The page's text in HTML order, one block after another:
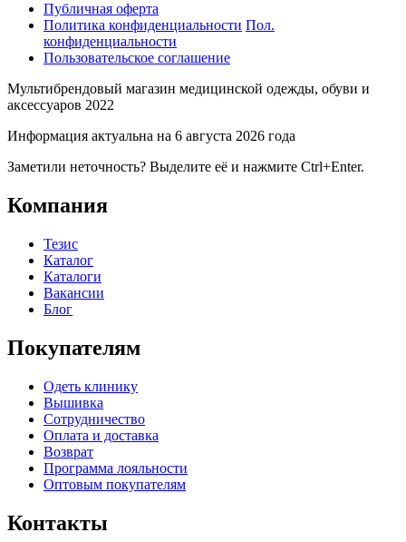
Публичная оферта
Политика конфиденциальности Пол.
конфиденциальности
Пользовательское соглашение
Мультибрендовый магазин медицинской одежды, обуви и
аксессуаров 2022
Информация актуальна на 6 августа 2026 года
Заметили неточность? Выделите её и нажмите Ctrl+Enter.
Компания
Тезис
Каталог
Каталоги
Вакансии
Блог
Покупателям
Одеть клинику
Вышивка
Сотрудничество
Оплата и доставка
Возврат
Программа лояльности
Оптовым покупателям
Контакты